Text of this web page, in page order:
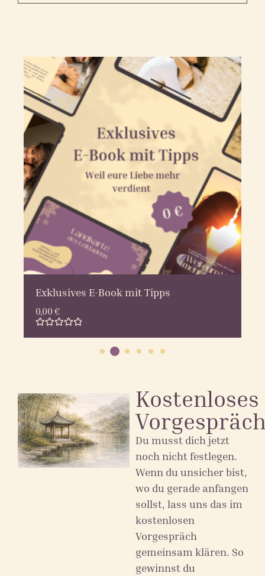
Exklusives E-Book mit Tipps
0,00 €
Kostenloses
Du musst dich jetzt
noch nicht festlegen.
Wenn du unsicher bist,
wo du gerade anfangen
sollst, lass uns das im
kostenlosen
Vorgespräch
gemeinsam klären. So
gewinnst du